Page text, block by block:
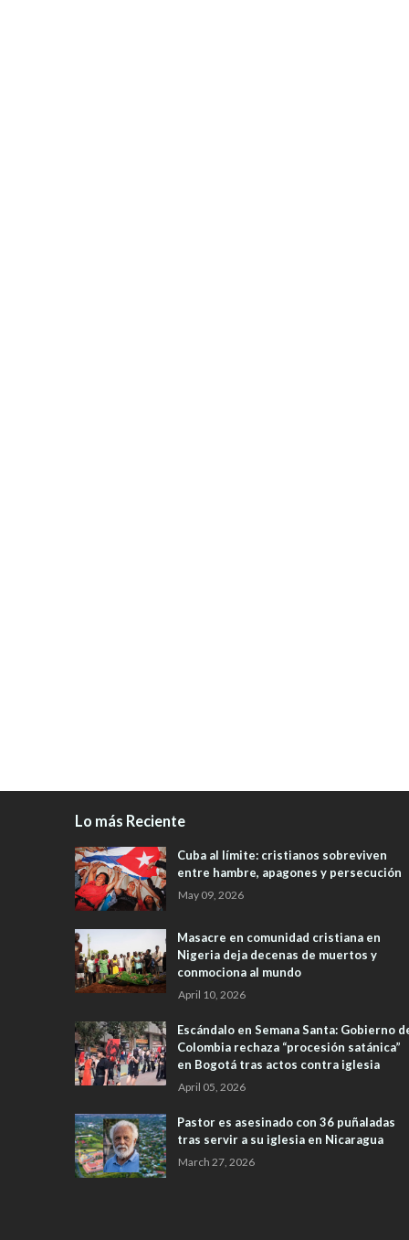
Lo más Reciente
Cuba al límite: cristianos sobreviven
entre hambre, apagones y persecución
May 09, 2026
Masacre en comunidad cristiana en
Nigeria deja decenas de muertos y
conmociona al mundo
April 10, 2026
Escándalo en Semana Santa: Gobierno
Colombia rechaza “procesión satánica”
en Bogotá tras actos contra iglesia
April 05, 2026
Pastor es asesinado con 36 puñaladas
tras servir a su iglesia en Nicaragua
March 27, 2026